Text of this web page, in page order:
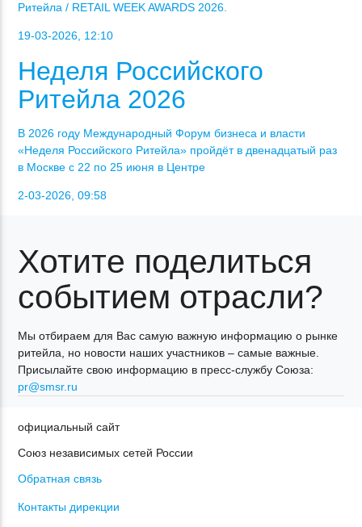
Ритейла / RETAIL WEEK AWARDS 2026.
19-03-2026, 12:10
Неделя Российского
Ритейла 2026
В 2026 году Международный Форум бизнеса и власти
«Неделя Российского Ритейла» пройдёт в двенадцатый раз
в Москве с 22 по 25 июня в Центре
2-03-2026, 09:58
Хотите поделиться
событием отрасли?
Мы отбираем для Вас самую важную информацию о рынке
ритейла, но новости наших участников – самые важные.
Присылайте свою информацию в пресс-службу Союза:
pr@smsr.ru
официальный сайт
Союз независимых сетей России
Обратная связь
Контакты дирекции